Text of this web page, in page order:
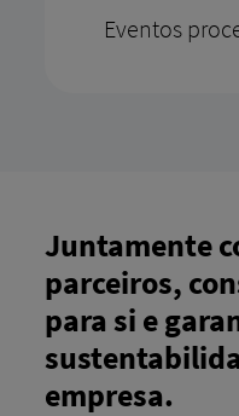
Eventos
Juntamente
parceiros,
para si e
empresa.